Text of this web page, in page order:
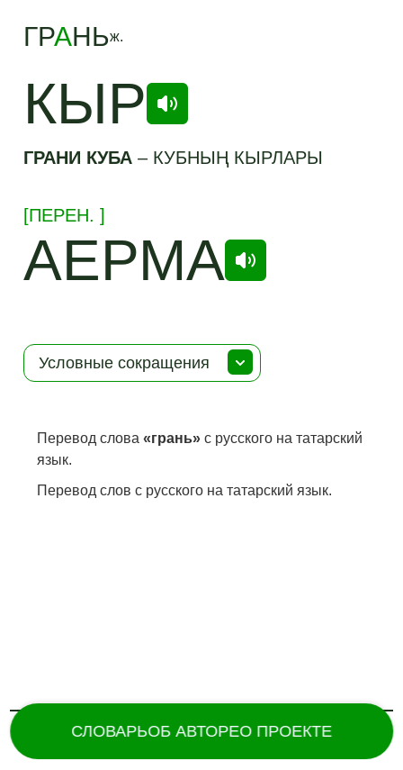
СЛОВАРЬОБ АВТОРЕО ПРОЕКТЕ
ГРАНЬж.
КЫР
ГРАНИ КУБА– КУБНЫҢ КЫРЛАРЫ
[ПЕРЕН. ]
АЕРМА
Условные сокращения
Перевод слова«грань» с русского на татарский
язык.
Перевод слов с русского на татарский язык.